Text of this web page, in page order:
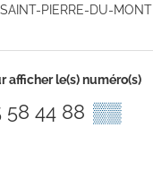
SAINT-PIERRE-DU-MONT
afficher le(s) numéro(s)
58 44 88 ▒▒